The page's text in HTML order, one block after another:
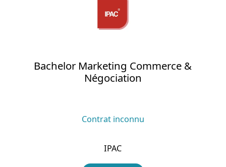
Bachelor Marketing Commerce &
Négociation
Contrat inconnu
IPAC